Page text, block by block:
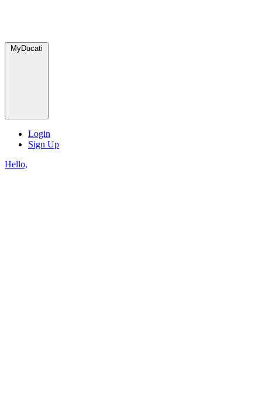
MyDucati
Login
Sign Up
Hello,